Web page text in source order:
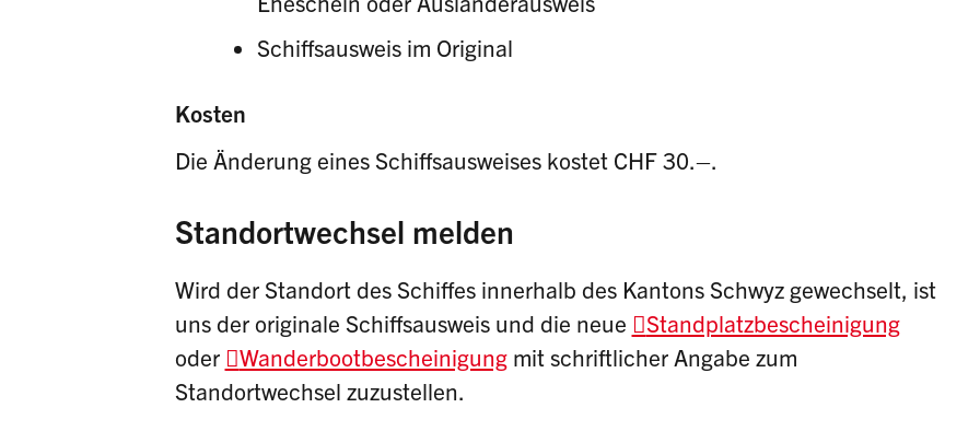
Schiffsausweis im Original
Kosten
Die Änderung eines Schiffsausweises kostet CHF 30.–.
Standortwechsel melden
Wird der Standort des Schiffes innerhalb des Kantons Schwyz gewechselt, ist
uns der originale Schiffsausweis und die neue
Standplatzbescheinigung
oder
Wanderbootbescheinigungmit schriftlicher Angabe zum
Standortwechsel zuzustellen.